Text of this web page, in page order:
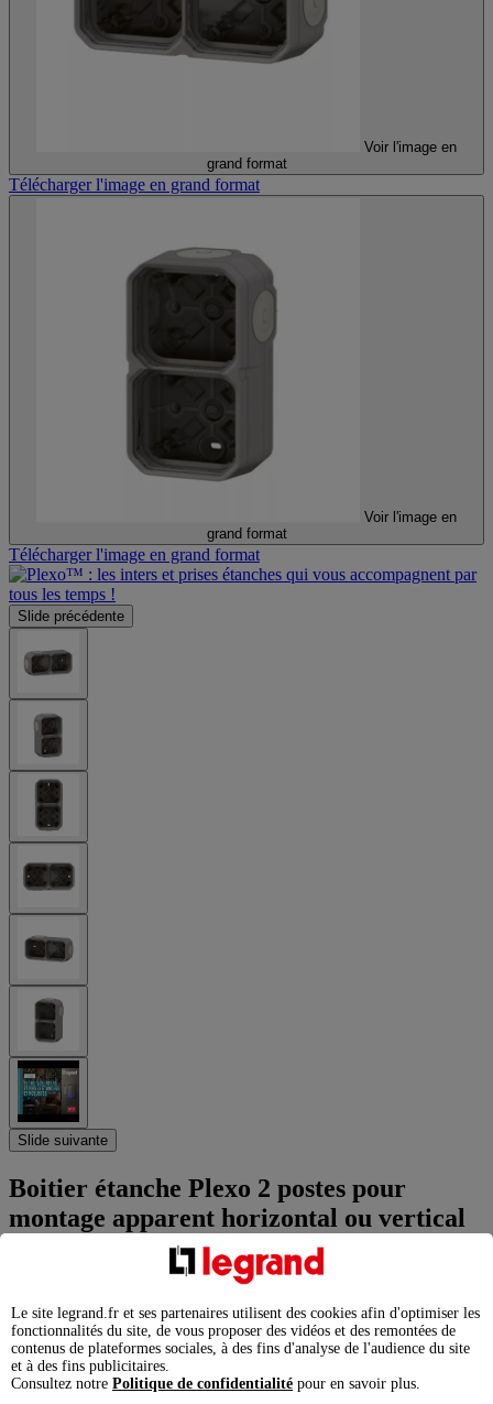
Voir l'image en
grand format
Télécharger l'image en grand format
Voir l'image en
grand format
Télécharger l'image en grand format
Slide précédente
Slide suivante
Boitier étanche Plexo 2 postes pour
montage apparent horizontal ou vertical
équipé de 4 embouts souples finition gris
Plexo
Plexo, boîtier saillie étanche pour installation en apparent des
mécanismes
Le site legrand.fr et ses partenaires utilisent des cookies afin d'optimiser les
fonctionnalités du site, de vous proposer des vidéos et des remontées de
contenus de plateformes sociales, à des fins d'analyse de l'audience du site
et à des fins publicitaires.
Consultez notre Politique de confidentialité pour en savoir plus.